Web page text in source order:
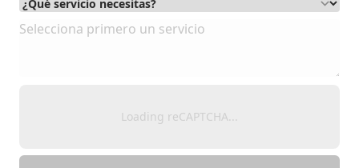
Loading reCAPTCHA...